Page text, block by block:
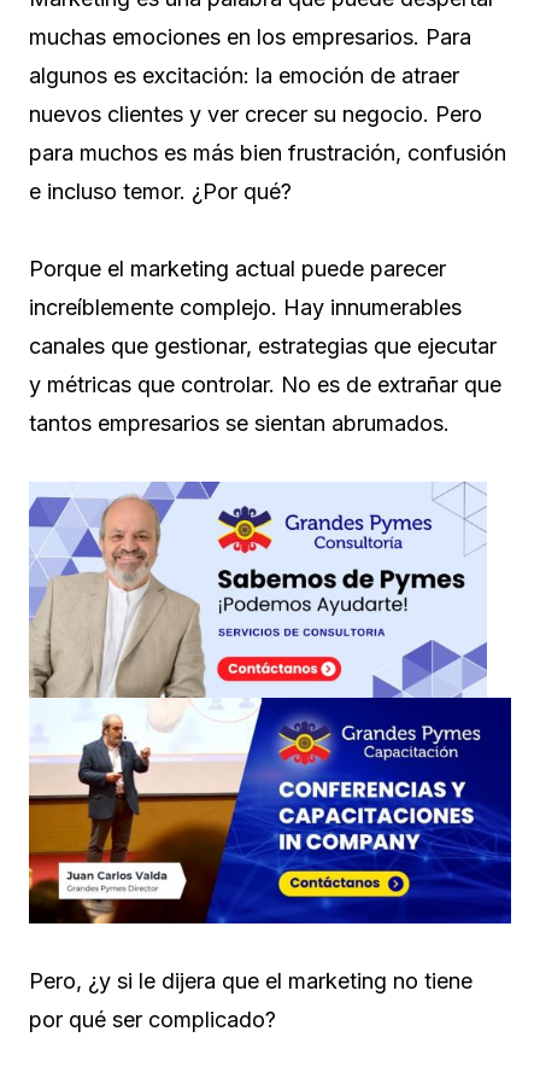
muchas emociones en los empresarios. Para
algunos es excitación: la emoción de atraer
nuevos clientes y ver crecer su negocio. Pero
para muchos es más bien frustración, confusión
e incluso temor. ¿Por qué?
Porque el marketing actual puede parecer
increíblemente complejo. Hay innumerables
canales que gestionar, estrategias que ejecutar
y métricas que controlar. No es de extrañar que
tantos empresarios se sientan abrumados.
Pero, ¿y si le dijera que el marketing no tiene
por qué ser complicado?